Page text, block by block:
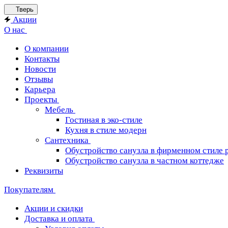
Тверь
Акции
О нас
О компании
Контакты
Новости
Отзывы
Карьера
Проекты
Мебель
Гостиная в эко-стиле
Кухня в стиле модерн
Сантехника
Обустройство санузла в фирменном стиле
Обустройство санузла в частном коттедже
Реквизиты
Покупателям
Акции и скидки
Доставка и оплата